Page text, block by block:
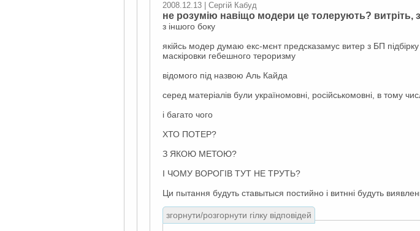
2008.12.13 | Сергій Кабуд
не розумію навіщо модери це толерують? витріть,
з іншого боку
якійсь модер думаю екс-мєнт предсказамус витер з БП
маскіровки гебешного тероризму
відомого під назвою Аль Кайда
серед матеріалів були україномовні, російськомовні, в тому
і багато чого
ХТО ПОТЕР?
З ЯКОЮ МЕТОЮ?
І ЧОМУ ВОРОГІВ ТУТ НЕ ТРУТЬ?
Ци пытання будуть ставытыся постийно і витнні будуть
згорнути/розгорнути гілку відповідей